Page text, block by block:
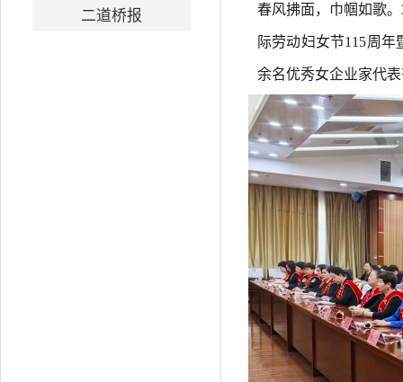
春风拂面，巾帼如歌
际劳动妇女节115周
余名优秀女企业家代
二道桥报